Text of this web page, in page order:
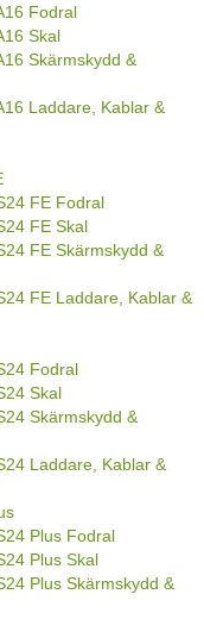
Fodral
Skal
Skärmskydd &
Laddare, Kablar &
FE Fodral
FE Skal
FE Skärmskydd &
FE Laddare, Kablar &
Fodral
Skal
Skärmskydd &
Laddare, Kablar &
Plus Fodral
Plus Skal
Plus Skärmskydd &